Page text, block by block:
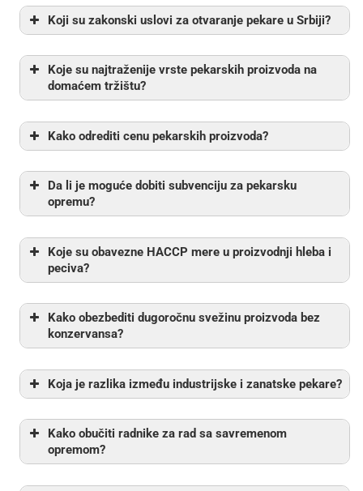
Koji su zakonski uslovi za otvaranje pekare u Srbiji?
Koje su najtraženije vrste pekarskih proizvoda na
domaćem tržištu?
Kako odrediti cenu pekarskih proizvoda?
Da li je moguće dobiti subvenciju za pekarsku
opremu?
Koje su obavezne HACCP mere u proizvodnji hleba i
peciva?
Kako obezbediti dugoročnu svežinu proizvoda bez
konzervansa?
Koja je razlika između industrijske i zanatske pekare?
Kako obučiti radnike za rad sa savremenom
opremom?